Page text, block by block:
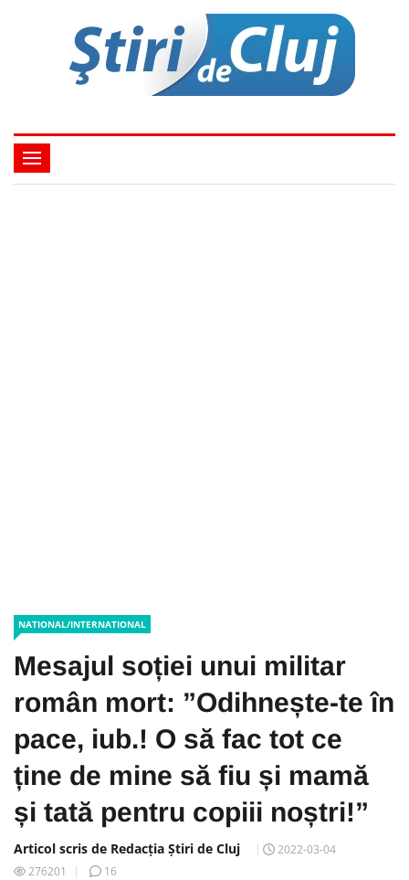
NATIONAL/INTERNATIONAL
Mesajul soției unui militar
român mort: ”Odihnește-te în
pace, iub.! O să fac tot ce
ține de mine să fiu și mamă
și tată pentru copiii noștri!”
Articol scris de Redacția Știri de Cluj
2022-03-04
276201
16